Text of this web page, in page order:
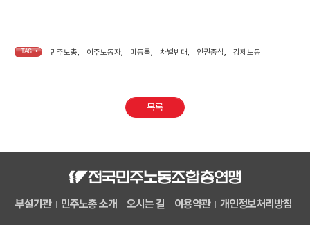
TAG • 민주노총, 이주노동자, 미등록, 차별반대, 인권중심, 강제노동
목록
부설기관 민주노총 소개 오시는 길 이용약관 개인정보처리방침